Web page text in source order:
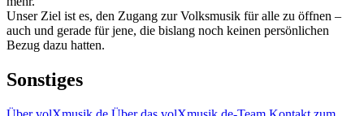
Unser Ziel ist es, den Zugang zur Volksmusik für alle zu öffnen –
auch und gerade für jene, die bislang noch keinen persönlichen
Bezug dazu hatten.
Sonstiges